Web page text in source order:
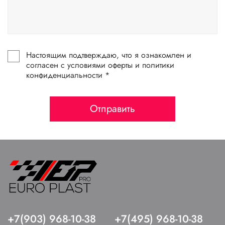
Настоящим подтверждаю, что я ознакомлен и
согласен с условиями оферты и политики
конфиденциальности *
Отправить
+7(903) 968-10-38 +7(495) 968-10-38